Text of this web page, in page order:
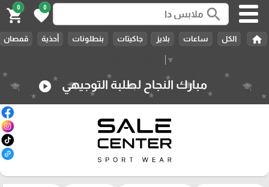
▼
search
0
favorite
0
shopping_cart
home الكل ساعات بلايز جاكيتات بنطلونات أحذية قمصان
مبارك النجاح لطلبة التوجيهي play_circle